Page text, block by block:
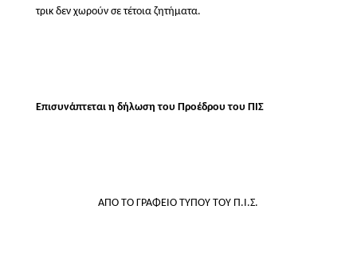
τρικ δεν χωρούν σε τέτοια ζητήματα.
Επισυνάπτεται η δήλωση του Προέδρου του ΠΙΣ
ΑΠΟ ΤΟ ΓΡΑΦΕΙΟ ΤΥΠΟΥ ΤΟΥ Π.Ι.Σ.